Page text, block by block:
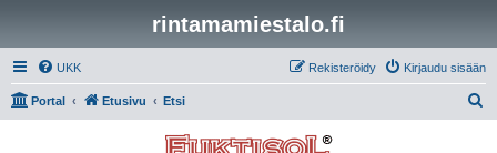
rintamamiestalo.fi
UKK Kirjaudu sisään
Rekisteröidy
Portal Etusivu Etsi